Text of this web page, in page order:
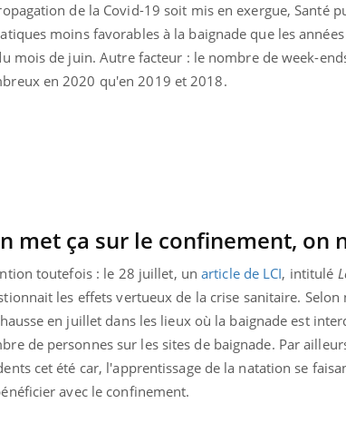
de la Covid-19 soit mis en exergue, Santé
moins favorables à la baignade que les
mois de juin. Autre facteur : le nombre de week-
en 2020 qu'en 2019 et 2018.
met ça sur le confinement, on
toutefois : le 28 juillet, unarticle de LCI, intitulé
les effets vertueux de la crise sanitaire.
en juillet dans les lieux où la baignade est
de personnes sur les sites de baignade. Par
cet été car, l'apprentissage de la natation se
avec le confinement.